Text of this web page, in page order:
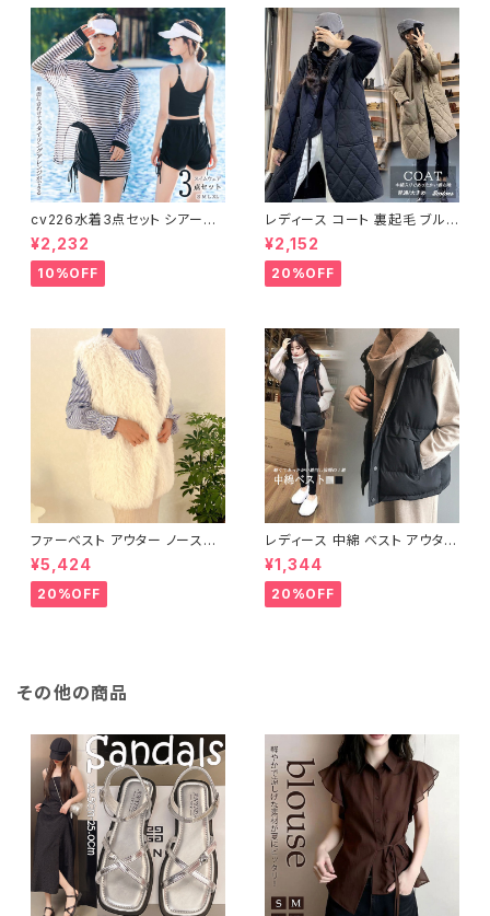
cv226水着3点セット シアート
ップス ラッシュガード 長袖 日焼
け防止 体型カバー
¥2,232
10%OFF
レディース コート 裏起毛 ブルゾ
ン ジャンパー ジャケット キルテ
ィング 中綿
¥2,152
20%OFF
ファーベスト アウター ノースリ
ーブ ショート ベスト 防寒 厚手
ふわふわ ジレ 重ね着
¥5,424
20%OFF
レディース 中綿 ベスト アウター
ノースリーブ ショートベスト 防
寒 軽量 キルティング
¥1,344
20%OFF
その他の商品